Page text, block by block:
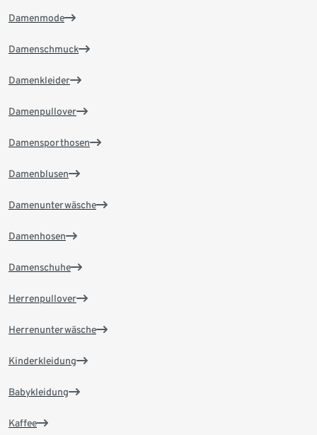
Damenmode
Damenschmuck
Damenkleider
Damenpullover
Damensporthosen
Damenblusen
Damenunterwäsche
Damenhosen
Damenschuhe
Herrenpullover
Herrenunterwäsche
Kinderkleidung
Babykleidung
Kaffee